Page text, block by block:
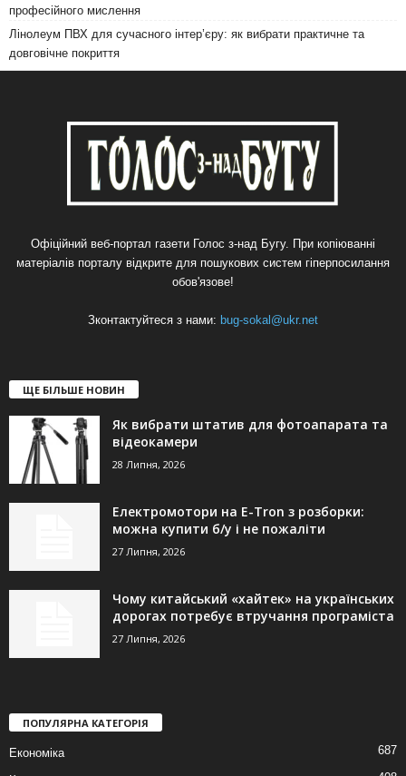
професійного мислення
Лінолеум ПВХ для сучасного інтер’єру: як вибрати практичне та
довговічне покриття
Офіційний веб-портал газети Голос з-над Бугу. При копіюванні
матеріалів порталу відкрите для пошукових систем гіперпосилання
обов'язове!
Зконтактуйтеся з нами: bug-sokal@ukr.net
ЩЕ БІЛЬШЕ НОВИН
Як вибрати штатив для фотоапарата та
відеокамери
28 Липня, 2026
Електромотори на E-Tron з розборки:
можна купити б/у і не пожаліти
27 Липня, 2026
Чому китайський «хайтек» на українських
дорогах потребує втручання програміста
27 Липня, 2026
ПОПУЛЯРНА КАТЕГОРІЯ
Економіка 687